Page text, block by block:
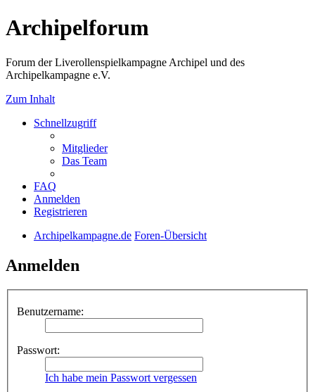
Archipelforum
Forum der Liverollenspielkampagne Archipel und des
Archipelkampagne e.V.
Zum Inhalt
Schnellzugriff
Mitglieder
Das Team
FAQ
Anmelden
Registrieren
Archipelkampagne.de Foren-Übersicht
Anmelden
Benutzername:
Passwort:
Ich habe mein Passwort vergessen